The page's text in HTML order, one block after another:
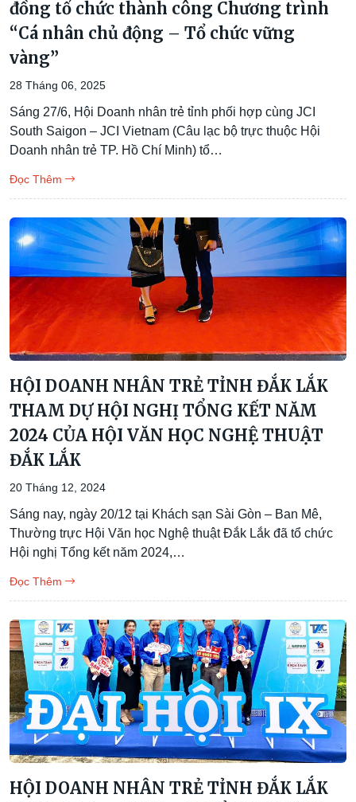
đồng tổ chức thành công Chương trình
“Cá nhân chủ động – Tổ chức vững
vàng”
28 Tháng 06, 2025
Sáng 27/6, Hội Doanh nhân trẻ tỉnh phối hợp cùng JCI
South Saigon – JCI Vietnam (Câu lạc bộ trực thuộc Hội
Doanh nhân trẻ TP. Hồ Chí Minh) tổ…
Đọc Thêm
HỘI DOANH NHÂN TRẺ TỈNH ĐẮK LẮK
THAM DỰ HỘI NGHỊ TỔNG KẾT NĂM
2024 CỦA HỘI VĂN HỌC NGHỆ THUẬT
ĐẮK LẮK
20 Tháng 12, 2024
Sáng nay, ngày 20/12 tại Khách sạn Sài Gòn – Ban Mê,
Thường trực Hội Văn học Nghệ thuật Đắk Lắk đã tổ chức
Hội nghị Tổng kết năm 2024,…
Đọc Thêm
HỘI DOANH NHÂN TRẺ TỈNH ĐẮK LẮK